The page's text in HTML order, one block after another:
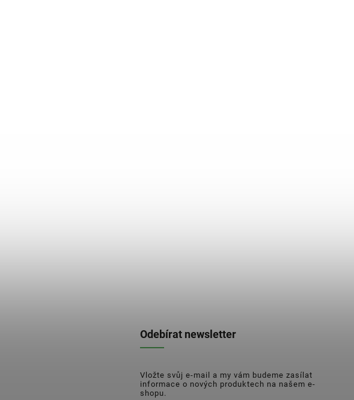
Odebírat newsletter
Vložte svůj e-mail a my vám budeme zasílat
informace o nových produktech na našem e-
shopu.